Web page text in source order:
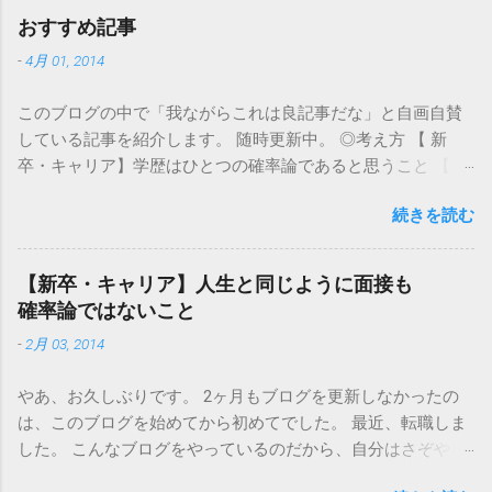
おすすめ記事
-4月 01, 2014
このブログの中で「我ながらこれは良記事だな」と自画自賛
している記事を紹介します。 随時更新中。 ◎考え方 【 新
卒・キャリア】学歴はひとつの確率論であると思うこと 【新
【新卒・キャリア】私は自分が思っていたほど優秀ではなか
った 【新卒・キャリア】深海を生きる魚のように自ら燃える
【新卒・キャリア】「仕事なんて、食えりゃいいんや」 ◎面
接全般 【新卒・キャリア】「抽象化して語る」ことと、「抽
象的なことしか言えない」のはものすごく違うこと 【新
卒・キャリア】面接では別に即答しなくてもいい ◎面接マナ
ち ◎セミナー 【新卒】面接にもセミナーにも、一人で行け
◎小ネタ 【新卒・キャリア】美人は面接に合格しやすいか
【新卒・中途】面接で、血液型が聞きたくてしょうがない
続きを読む
【新卒・キャリア】人生と同じように面接も
確率論ではないこと
- 2月 03, 2014
やあ、お久しぶりです。 2ヶ月もブログを更新しなかったの
は、このブログを始めてから初めてでした。 最近、転職しま
した。 こんなブログをやっているのだから、自分はさぞやり